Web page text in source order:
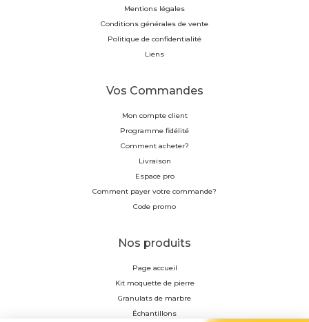
Mentions légales
Conditions générales de vente
Politique de confidentialité
Liens
Vos Commandes
Mon compte client
Programme fidélité
Comment acheter?
Livraison
Espace pro
Comment payer votre commande?
Code promo
Nos produits
Page accueil
Kit moquette de pierre
Granulats de marbre
Échantillons